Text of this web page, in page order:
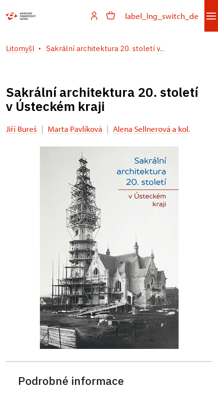
label_lng_switch_de
Litomyšl Sakrální architektura 20. století v...
Sakrální architektura 20. století
v Ústeckém kraji
Jiří Bureš | Marta Pavlíková | Alena Sellnerová a kol.
Podrobné informace